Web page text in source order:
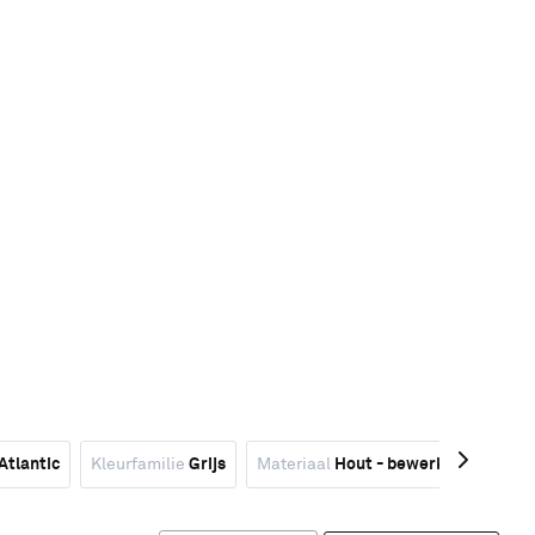
Kleurfamilie Grijs Materiaal Hout - bewerkt